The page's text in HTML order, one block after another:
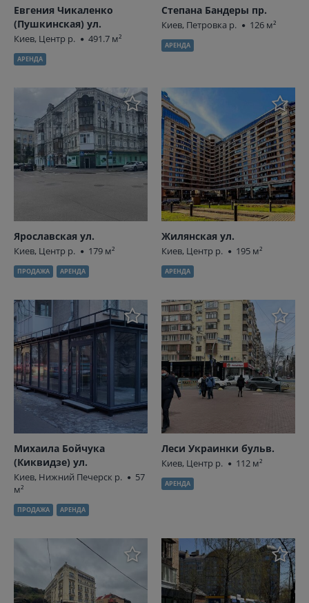
Евгения Чикаленко
(Пушкинская) ул.
Киев, Центр р. 491.7 м²
АРЕНДА
Степана Бандеры пр.
Киев, Петровка р. 126 м²
АРЕНДА
Ярославская ул.
Киев, Центр р. 179 м²
ПРОДАЖА АРЕНДА
Жилянская ул.
Киев, Центр р. 195 м²
АРЕНДА
Михаила Бойчука
(Киквидзе) ул.
Киев, Нижний Печерск р.
57
м²
ПРОДАЖА АРЕНДА
Леси Украинки бульв.
Киев, Центр р. 112 м²
АРЕНДА